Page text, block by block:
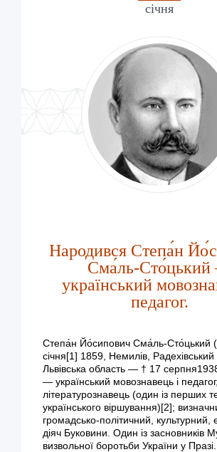
січня
Народився Степа́н
Сма́ль-
український
педагог.
Степа́н Йо́сипович Сма́ль-Сто́цький
січня[1] 1859, Немилів, Радехівський
Львівська область — † 17
— український мовознавець і педагог,
літературознавець (один із перших
українського віршування)[2];
громадсько-політичний, культурний,
діяч Буковини. Один із засновників
визвольної боротьби України у Празі.